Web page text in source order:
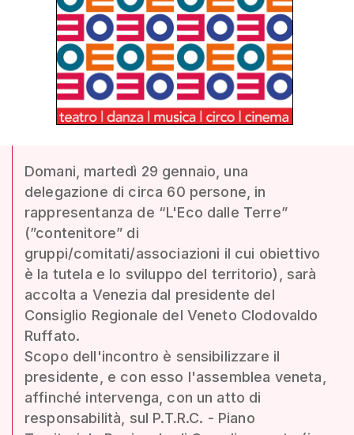
Domani, martedì 29 gennaio, una
delegazione di circa 60 persone, in
rappresentanza de “L'Eco dalle Terre”
(”contenitore” di
gruppi/comitati/associazioni il cui obiettivo
è la tutela e lo sviluppo del territorio), sarà
accolta a Venezia dal presidente del
Consiglio Regionale del Veneto Clodovaldo
Ruffato.
Scopo dell'incontro è sensibilizzare il
presidente, e con esso l'assemblea veneta,
affinché intervenga, con un atto di
responsabilità, sul P.T.R.C. - Piano